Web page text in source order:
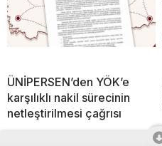
ÜNİPERSEN’den YÖK’e
karşılıklı nakil sürecinin
netleştirilmesi çağrısı